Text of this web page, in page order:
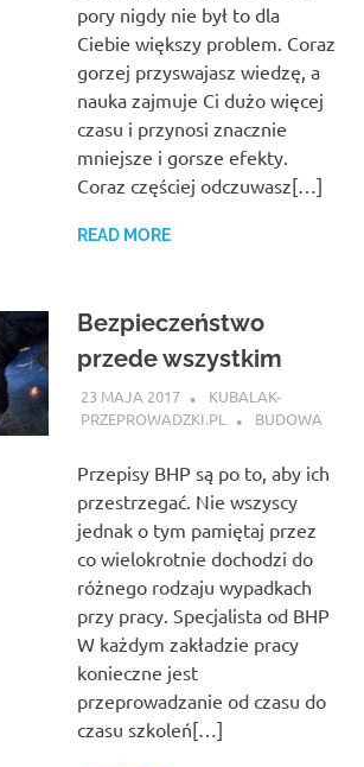
pory nigdy nie był to dla
Ciebie większy problem. Coraz
gorzej przyswajasz wiedzę, a
nauka zajmuje Ci dużo więcej
czasu i przynosi znacznie
mniejsze i gorsze efekty.
Coraz częściej odczuwasz[…]
READ MORE
Bezpieczeństwo
przede wszystkim
23 MAJA 2017
KUBALAK-
PRZEPROWADZKI.PL
BUDOWA
Przepisy BHP są po to, aby ich
przestrzegać. Nie wszyscy
jednak o tym pamiętaj przez
co wielokrotnie dochodzi do
różnego rodzaju wypadkach
przy pracy. Specjalista od BHP
W każdym zakładzie pracy
konieczne jest
przeprowadzanie od czasu do
czasu szkoleń[…]